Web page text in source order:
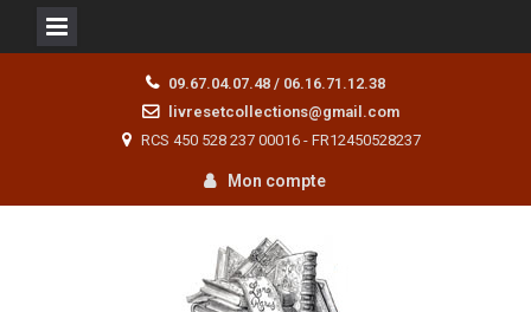
09.67.04.07.48 / 06.16.71.12.38
livresetcollections@gmail.com
RCS 450 528 237 00016 - FR12450528237
Mon compte